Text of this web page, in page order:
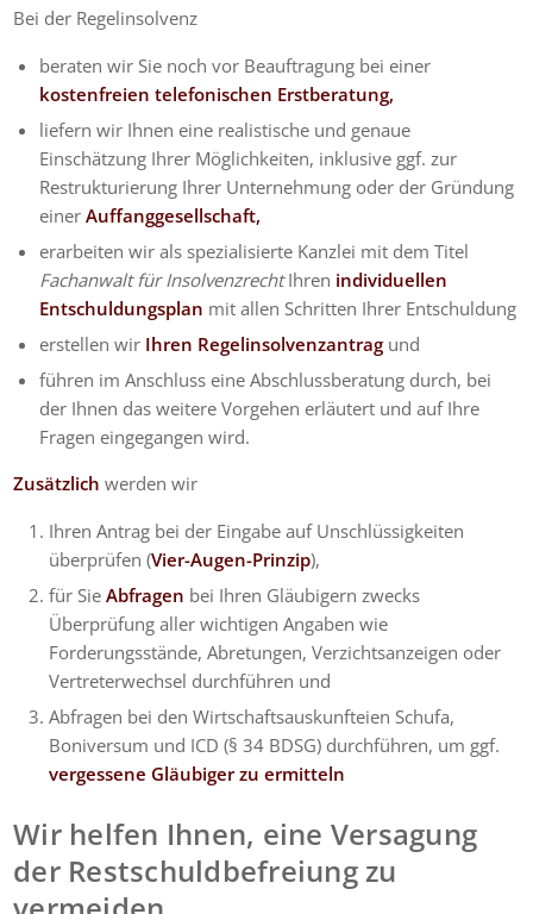
Bei der Regelinsolvenz
beraten wir Sie noch vor Beauftragung bei einer
kostenfreien telefonischen Erstberatung,
liefern wir Ihnen eine realistische und genaue
Einschätzung Ihrer Möglichkeiten, inklusive ggf. zur
Restrukturierung Ihrer Unternehmung oder der Gründung
einerAuffanggesellschaft,
erarbeiten wir als spezialisierte Kanzlei mit dem Titel
Fachanwalt für InsolvenzrechtIhren individuellen
Entschuldungsplan mit allen Schritten Ihrer Entschuldung
erstellen wir Ihren Regelinsolvenzantrag und
führen im Anschluss eine Abschlussberatung durch, bei
der Ihnen das weitere Vorgehen erläutert und auf Ihre
Fragen eingegangen wird.
Zusätzlich werden wir
Ihren Antrag bei der Eingabe auf Unschlüssigkeiten
überprüfen (Vier-Augen-Prinzip),
für SieAbfragen bei Ihren Gläubigern zwecks
Überprüfung aller wichtigen Angaben wie
Forderungsstände, Abretungen, Verzichtsanzeigen oder
Vertreterwechsel durchführen und
Abfragen bei den Wirtschaftsauskunfteien Schufa,
Boniversum und ICD (§ 34 BDSG) durchführen, um ggf.
vergessene Gläubiger zu ermitteln
Wir helfen Ihnen, eine Versagung
der Restschuldbefreiung zu